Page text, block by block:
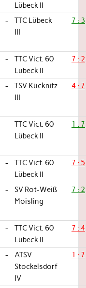
Lübeck II
-
TTC Lübeck
III
7 : 3
-
TTC Vict. 60
Lübeck II
7 : 2
-
TSV Kücknitz
III
4 : 7
-
TTC Vict. 60
Lübeck II
1 : 7
-
TTC Vict. 60
Lübeck II
7 : 5
-
SV Rot-Weiß
Moisling
7 : 2
-
TTC Vict. 60
Lübeck II
7 : 4
-
ATSV
Stockelsdorf
IV
1 : 7